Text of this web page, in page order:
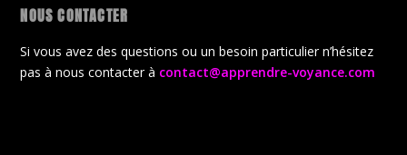
NOUS CONTACTER
Si vous avez des questions ou un besoin particulier n’hésitez
pas à nous contacter à contact@apprendre-voyance.com